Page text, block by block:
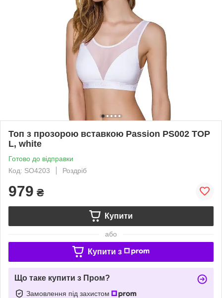
Топ з прозорою вставкою Passion PS002 TOP
L, white
Готово до відправки
Код: SO4203
Роздріб
979 ₴
Купити
або
Купити з
Що таке купити з Пром?
Замовлення під захистом